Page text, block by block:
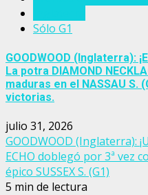
Sólo G1
GOODWOOD (Inglaterra):
La potra DIAMOND
maduras en el NASSAU S.
victorias.
julio 31, 2026
GOODWOOD (Inglaterra):
ECHO doblegó por 3ª vez
épico SUSSEX S. (G1)
5 min de lectura